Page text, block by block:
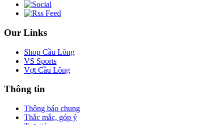
Our Links
Shop Cầu Lông
VS Sports
Vợt Cầu Lông
Thông tin
Thông báo chung
Thắc mắc, góp ý